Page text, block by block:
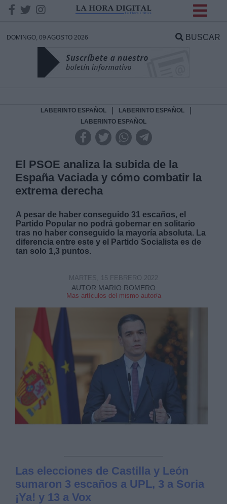
DOMINGO, 09 AGOSTO 2026 BUSCAR
LABERINTO ESPAÑOL LABERINTO ESPAÑOL
LABERINTO ESPAÑOL
El PSOE analiza la subida de la
España Vaciada y cómo combatir la
extrema derecha
A pesar de haber conseguido 31 escaños, el
Partido Popular no podrá gobernar en solitario
tras no haber conseguido la mayoría absoluta. La
diferencia entre este y el Partido Socialista es de
tan solo 1,3 puntos.
AUTOR MARIO ROMERO
Mas artículos del mismo autor/a
MARTES, 15 FEBRERO 2022
Las elecciones de Castilla y León
sumaron 3 escaños a UPL, 3 a Soria
¡Ya! y 13 a Vox
DATOS
Responsable:
Legitimación:
Información adicional
link